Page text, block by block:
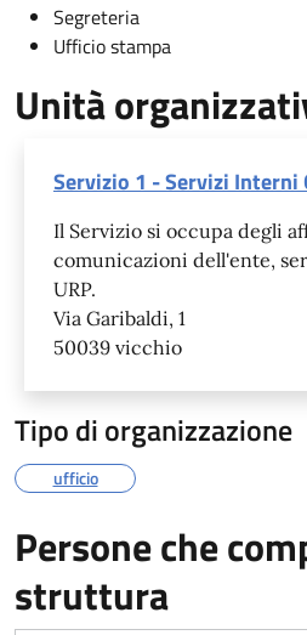
Segreteria
Ufficio stampa
Unità
Servizio 1 - Servizi Interni
Il Servizio si occupa degli
comunicazioni dell'ente,
URP.
Via Garibaldi, 1
50039 vicchio
Tipo di organizzazione
ufficio
Persone che
struttura